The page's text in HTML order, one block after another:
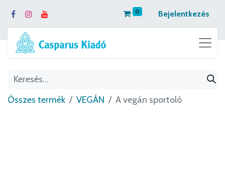
0 Bejelentkezés
Összes termék VEGÁN A vegán sportoló